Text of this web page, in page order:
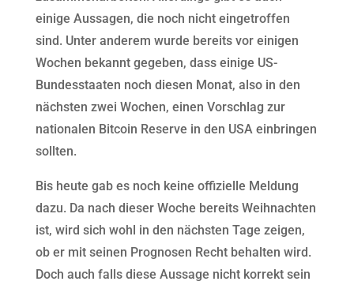
einige Aussagen, die noch nicht eingetroffen
sind. Unter anderem wurde bereits vor einigen
Wochen bekannt gegeben, dass einige US-
Bundesstaaten noch diesen Monat, also in den
nächsten zwei Wochen, einen Vorschlag zur
nationalen Bitcoin Reserve in den USA einbringen
sollten.
Bis heute gab es noch keine offizielle Meldung
dazu. Da nach dieser Woche bereits Weihnachten
ist, wird sich wohl in den nächsten Tage zeigen,
ob er mit seinen Prognosen Recht behalten wird.
Doch auch falls diese Aussage nicht korrekt sein